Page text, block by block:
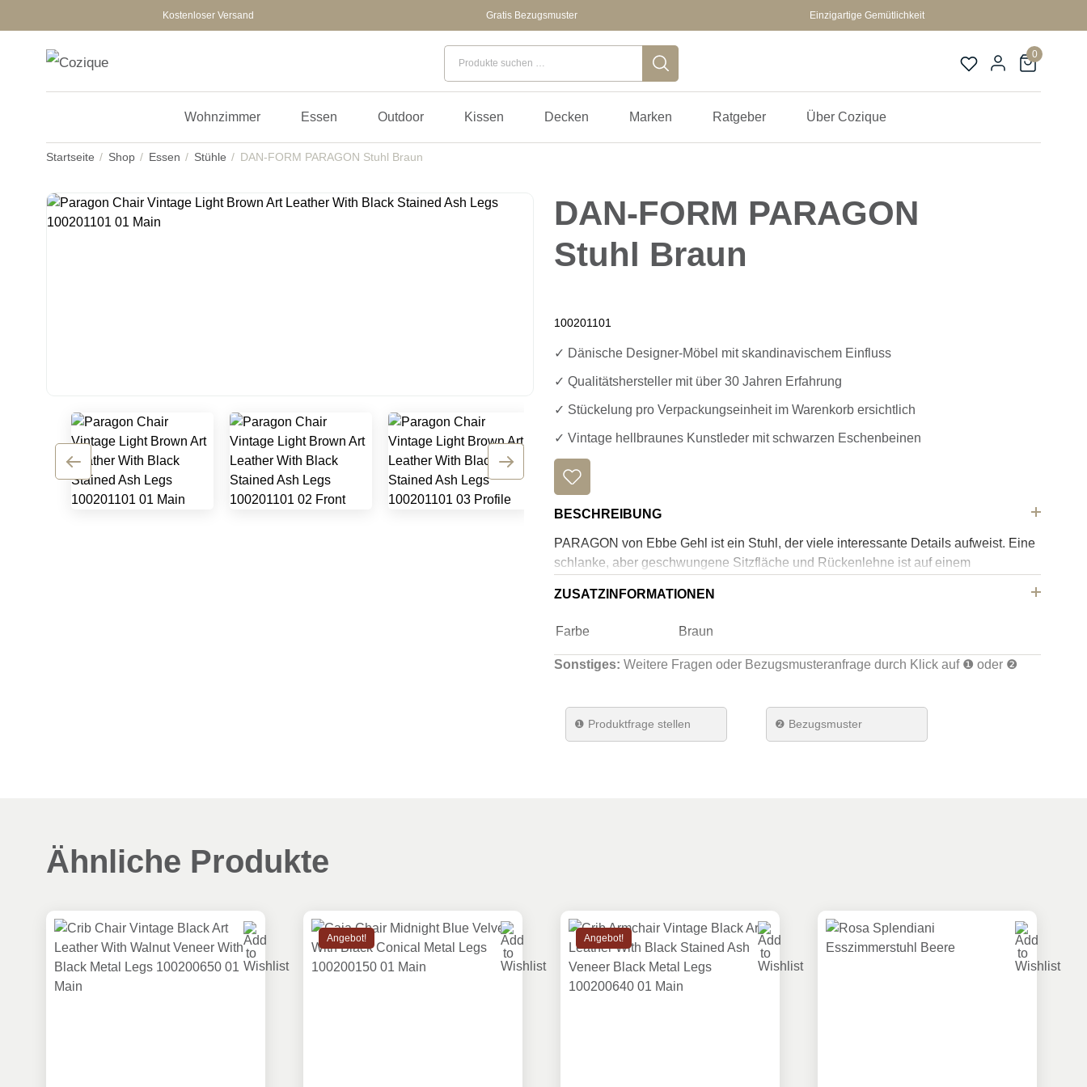
Kostenloser Versand Gratis Bezugsmuster Einzigartige Gemütlichkeit
Wohnzimmer Essen Outdoor Kissen Decken Marken Ratgeber Über Cozique
0
Startseite Shop Essen Stühle DAN-FORM PARAGON Stuhl Braun
DAN-FORM PARAGON
Stuhl Braun
100201101
✓ Dänische Designer-Möbel mit skandinavischem Einfluss
✓ Qualitätshersteller mit über 30 Jahren Erfahrung
✓ Stückelung pro Verpackungseinheit im Warenkorb ersichtlich
✓ Vintage hellbraunes Kunstleder mit schwarzen Eschenbeinen
BESCHREIBUNG
PARAGON von Ebbe Gehl ist ein Stuhl, der viele interessante Details aufweist. Eine
schlanke, aber geschwungene Sitzfläche und Rückenlehne ist auf einem
den Beinen und der Sitzfläche lassen, so dass die Sitzfläche fast zu schweben
ein elegantes Aussehen. Die PARAGON KOLLEKTION besteht aus Stühlen, Bar-
und Tresenhockern und Loungesesseln.
ZUSATZINFORMATIONEN
Farbe Braun
Farbe Gestell Schwarz
Material Sitzfläche
Sonstiges: Weitere Fragen oder Bezugsmusteranfrage durch Klick auf ❶ oder ❷
❶ Produktfrage stellen ❷ Bezugsmuster
Ähnliche Produkte
Angebot! Angebot!